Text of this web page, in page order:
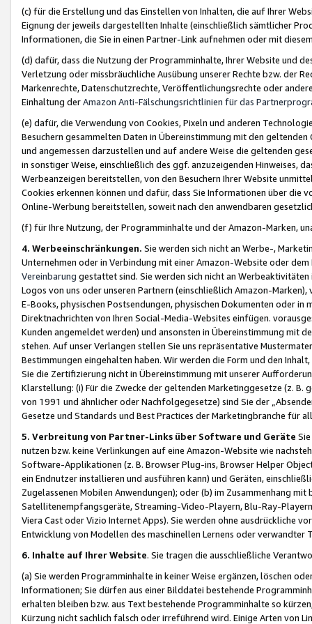
(c) für die Erstellung und das Einstellen von Inhalten, die auf Ihrer
Eignung der jeweils dargestellten Inhalte (einschließlich sämtlicher
Informationen, die Sie in einen Partner-Link aufnehmen oder mit
(d) dafür, dass die Nutzung der Programminhalte, Ihrer Website und
Verletzung oder missbräuchliche Ausübung unserer Rechte bzw. der
Markenrechte, Datenschutzrechte, Veröffentlichungsrechte oder
Einhaltung derAmazon Anti-Fälschungsrichtlinien für das
(e) dafür, die Verwendung von Cookies, Pixeln und anderen
Besuchern gesammelten Daten in Übereinstimmung mit den
und angemessen darzustellen und auf andere Weise die geltenden
in sonstiger Weise, einschließlich des ggf. anzuzeigenden Hinweises,
Werbeanzeigen bereitstellen, von den Besuchern Ihrer Website
Cookies erkennen können und dafür, dass Sie Informationen über die
Online-Werbung bereitstellen, soweit nach den anwendbaren
(f) für Ihre Nutzung, der Programminhalte und der Amazon-Marken,
4. Werbeeinschränkungen. Sie werden sich nicht an Werbe-,
Unternehmen oder in Verbindung mit einer Amazon-Website oder
Vereinbarung gestattet sind. Sie werden sich nicht an
Logos von uns oder unseren Partnern (einschließlich Amazon-
E-Books, physischen Postsendungen, physischen Dokumenten oder in
Direktnachrichten von Ihren Social-Media-Websites einfügen.
Kunden angemeldet werden) und ansonsten in Übereinstimmung mit
stehen. Auf unser Verlangen stellen Sie uns repräsentative
Bestimmungen eingehalten haben. Wir werden die Form und den
Sie die Zertifizierung nicht in Übereinstimmung mit unserer
Klarstellung: (i) Für die Zwecke der geltenden Marketinggesetze (z. B.
von 1991 und ähnlicher oder Nachfolgegesetze) sind Sie der
Gesetze und Standards und Best Practices der Marketingbranche für
5. Verbreitung von Partner-Links über Software und Geräte
nutzen bzw. keine Verlinkungen auf eine Amazon-Website wie
Software-Applikationen (z. B. Browser Plug-ins, Browser Helper
ein Endnutzer installieren und ausführen kann) und Geräten,
Zugelassenen Mobilen Anwendungen); oder (b) im Zusammenhang
Satellitenempfangsgeräte, Streaming-Video-Playern, Blu-Ray-
Viera Cast oder Vizio Internet Apps). Sie werden ohne ausdrückliche
Entwicklung von Modellen des maschinellen Lernens oder
6. Inhalte auf Ihrer Website. Sie tragen die ausschließliche
(a) Sie werden Programminhalte in keiner Weise ergänzen, löschen
Informationen; Sie dürfen aus einer Bilddatei bestehende
erhalten bleiben bzw. aus Text bestehende Programminhalte so
Kürzung nicht sachlich falsch oder irreführend wird. Einige Arten von